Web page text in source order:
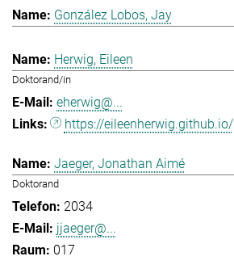
González Lobos, Jay
Herwig, Eileen
Doktorand/in
eherwig@...
https://eileenherwig.github.io/
Jaeger, Jonathan Aimé
Doktorand
2034
jjaeger@...
017